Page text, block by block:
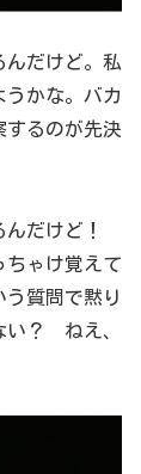
んだけど。私
うかな。バカ
するのが先決
んだけど！
ゃけ覚えて
質問で黙り
い？ ねえ、